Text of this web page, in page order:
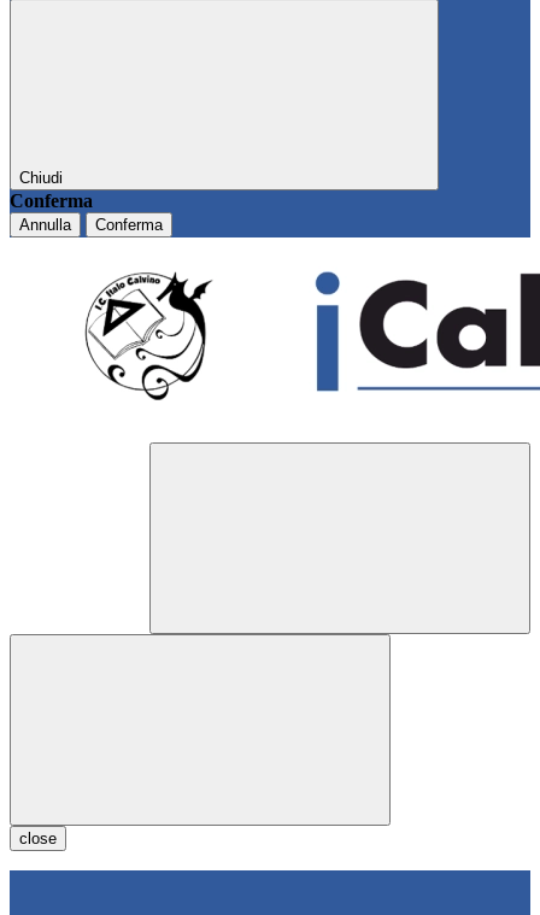
Chiudi
Conferma
Annulla Conferma
close